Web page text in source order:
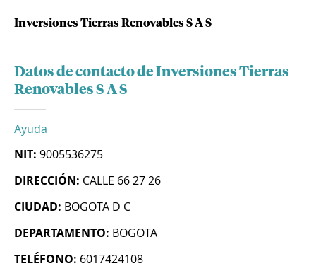
Inversiones Tierras Renovables S A S
Datos de contacto de Inversiones Tierras
Renovables S A S
Ayuda
NIT: 9005536275
DIRECCIÓN: CALLE 66 27 26
CIUDAD: BOGOTA D C
DEPARTAMENTO: BOGOTA
TELÉFONO: 6017424108